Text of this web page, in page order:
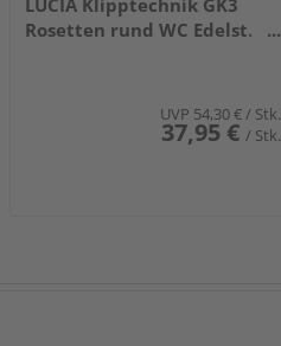
LUCIA Klipptechnik GK3
Rosetten rund WC Edelst.
UVP 54,30 €/ Stk.
37,95 € / Stk.